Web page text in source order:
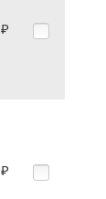
₽
₽